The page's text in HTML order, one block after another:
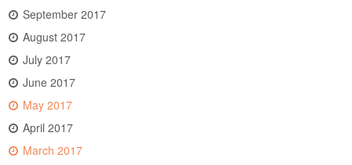
September 2017
August 2017
July 2017
June 2017
May 2017
April 2017
March 2017